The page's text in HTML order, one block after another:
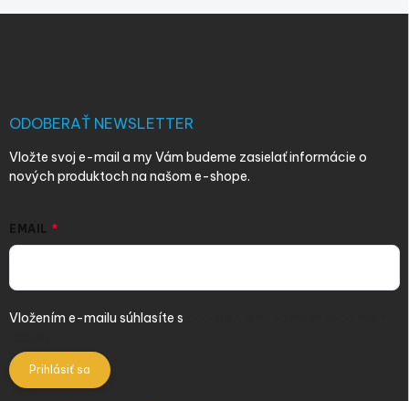
ODOBERAŤ NEWSLETTER
Vložte svoj e-mail a my Vám budeme zasielať informácie o
nových produktoch na našom e-shope.
EMAIL
Vložením e-mailu súhlasíte s
Prihlásiť sa